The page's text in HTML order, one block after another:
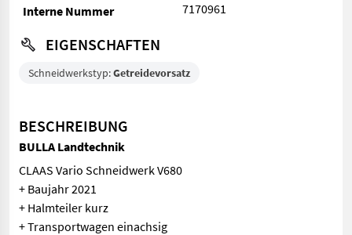
Interne Nummer
7170961
EIGENSCHAFTEN
Schneidwerkstyp:Getreidevorsatz
BESCHREIBUNG
BULLA Landtechnik
CLAAS Vario Schneidwerk V680
+ Baujahr 2021
+ Halmteiler kurz
+ Transportwagen einachsig